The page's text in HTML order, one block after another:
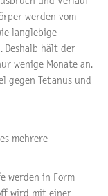
werden vom
langlebige
Deshalb hält der
wenige Monate an.
gegen Tetanus und
mehrere
werden in Form
wird mit einer